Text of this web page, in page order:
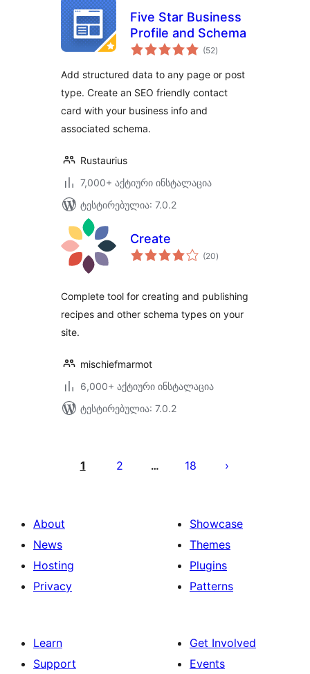
Five Star Business
Profile and Schema
(52საერთო
რეიტინგი
)
Add structured data to any page or post
type. Create an SEO friendly contact
card with your business info and
associated schema.
Rustaurius
7,000+ აქტიური ინსტალაცია
ტესტირებულია: 7.0.2
Create
(20საერთო
რეიტინგი
)
Complete tool for creating and publishing
recipes and other schema types on your
site.
mischiefmarmot
6,000+ აქტიური ინსტალაცია
ტესტირებულია: 7.0.2
გვერდებათ
1 2 … 18
About
News
Hosting
Privacy
Showcase
Themes
Plugins
Patterns
Learn
Support
Get Involved
Events